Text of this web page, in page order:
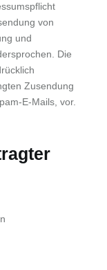
von
und
Die
Zusendung
E-Mails, vor.